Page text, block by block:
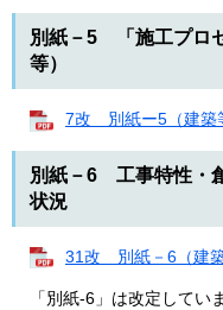
別紙－5 「施工プロ
等）
7改 別紙ー5（建築
別紙－6 工事特性・
状況
31改 別紙－6（建
「別紙-6」は改定してい